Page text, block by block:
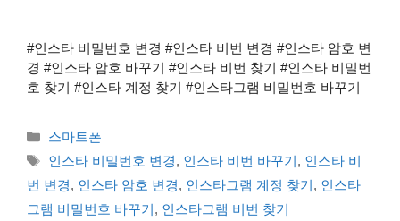
#인스타 비밀번호 변경 #인스타 비번 변경 #인스타 암호 변
경 #인스타 암호 바꾸기 #인스타 비번 찾기 #인스타 비밀번
호 찾기 #인스타 계정 찾기 #인스타그램 비밀번호 바꾸기
카
테
고
리
스마트폰
태
그
인스타 비밀번호 변경, 인스타 비번 바꾸기, 인스타 비
번 변경, 인스타 암호 변경, 인스타그램 계정 찾기, 인스타
그램 비밀번호 바꾸기, 인스타그램 비번 찾기